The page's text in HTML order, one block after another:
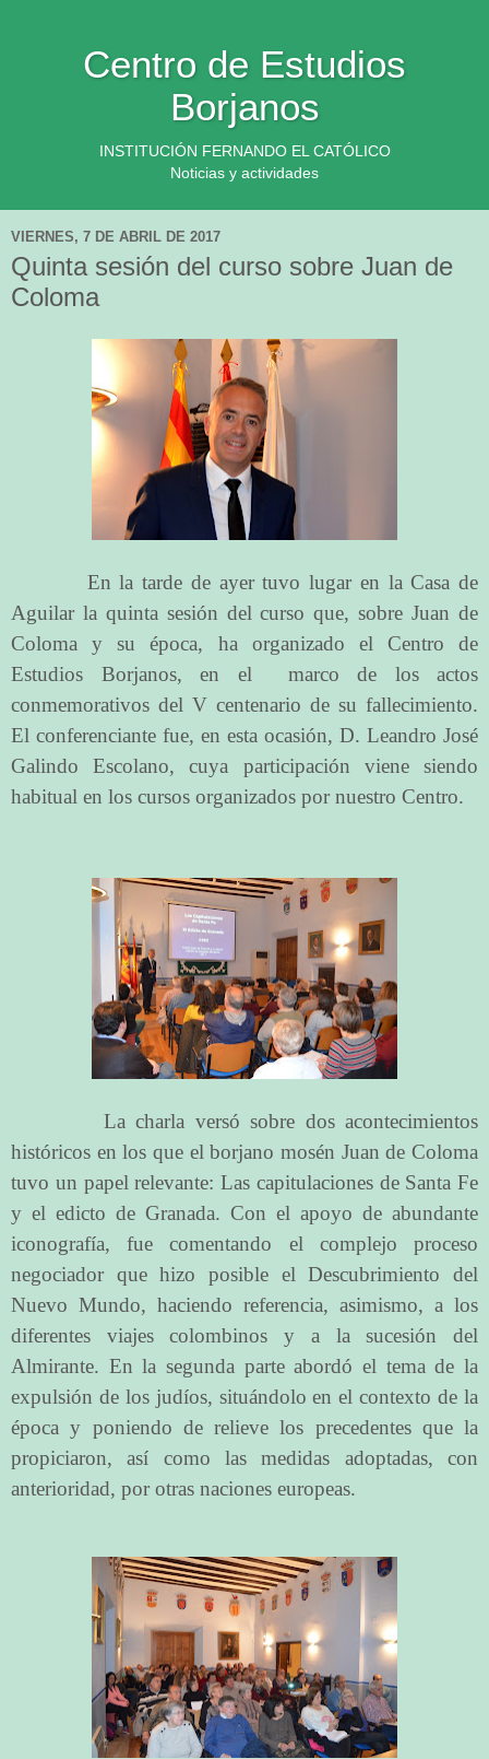
Centro de Estudios
Borjanos
INSTITUCIÓN FERNANDO EL CATÓLICO
Noticias y actividades
VIERNES, 7 DE ABRIL DE 2017
Quinta sesión del curso sobre Juan de
Coloma
En la tarde de ayer tuvo lugar en la Casa de
Aguilar la quinta sesión del curso que, sobre Juan de
Coloma y su época, ha organizado el Centro de
Estudios Borjanos, en el marco de los actos
conmemorativos del V centenario de su fallecimiento.
El conferenciante fue, en esta ocasión, D. Leandro José
Galindo Escolano, cuya participación viene siendo
habitual en los cursos organizados por nuestro Centro.
La charla versó sobre dos acontecimientos
históricos en los que el borjano mosén Juan de Coloma
tuvo un papel relevante: Las capitulaciones de Santa Fe
y el edicto de Granada. Con el apoyo de abundante
iconografía, fue comentando el complejo proceso
negociador que hizo posible el Descubrimiento del
Nuevo Mundo, haciendo referencia, asimismo, a los
diferentes viajes colombinos y a la sucesión del
Almirante. En la segunda parte abordó el tema de la
expulsión de los judíos, situándolo en el contexto de la
época y poniendo de relieve los precedentes que la
propiciaron, así como las medidas adoptadas, con
anterioridad, por otras naciones europeas.